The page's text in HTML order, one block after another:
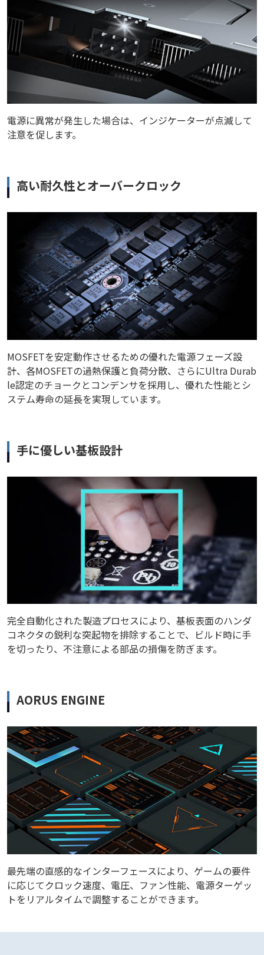
電源に異常が発生した場合は、インジケーターが点滅して
注意を促します。
高い耐久性とオーバークロック
MOSFETを安定動作させるための優れた電源フェーズ設
計、各MOSFETの過熱保護と負荷分散、さらにUltra Durab
le認定のチョークとコンデンサを採用し、優れた性能とシ
ステム寿命の延長を実現しています。
手に優しい基板設計
完全自動化された製造プロセスにより、基板表面のハンダ
コネクタの鋭利な突起物を排除することで、ビルド時に手
を切ったり、不注意による部品の損傷を防ぎます。
AORUS ENGINE
最先端の直感的なインターフェースにより、ゲームの要件
に応じてクロック速度、電圧、ファン性能、電源ターゲッ
トをリアルタイムで調整することができます。